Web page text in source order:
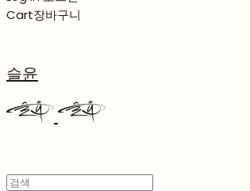
Cart장바구니
슬윤